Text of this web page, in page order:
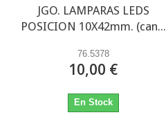
JGO. LAMPARAS LEDS
POSICION 10X42mm. (can...
76.5378
10,00 €
En Stock